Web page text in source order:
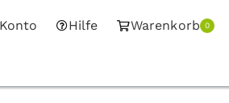
Hilfe Warenkorb 0